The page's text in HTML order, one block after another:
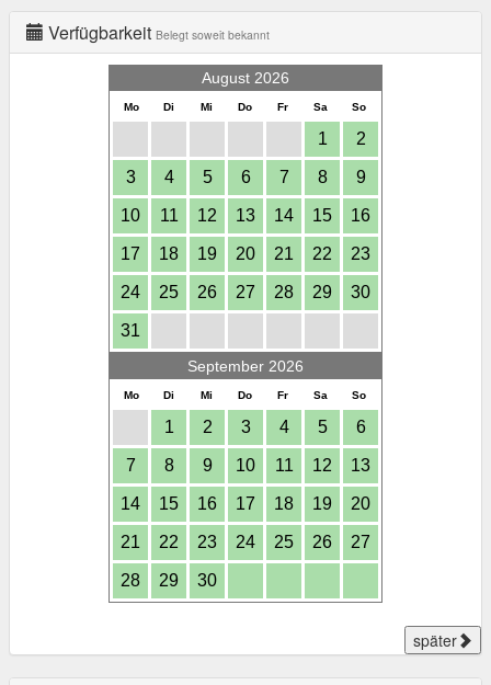
Verfügbarkeit Belegt soweit bekannt
August 2026
Mo Di Mi Do Fr Sa So
1 2
3 4 5 6 7 8 9
10 11 12 13 14 15 16
17 18 19 20 21 22 23
24 25 26 27 28 29 30
31
September 2026
Mo Di Mi Do Fr Sa So
1 2 3 4 5 6
7 8 9 10 11 12 13
14 15 16 17 18 19 20
21 22 23 24 25 26 27
28 29 30
später